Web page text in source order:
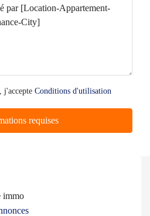
j'accepte Conditions d'utilisation
requises
immo